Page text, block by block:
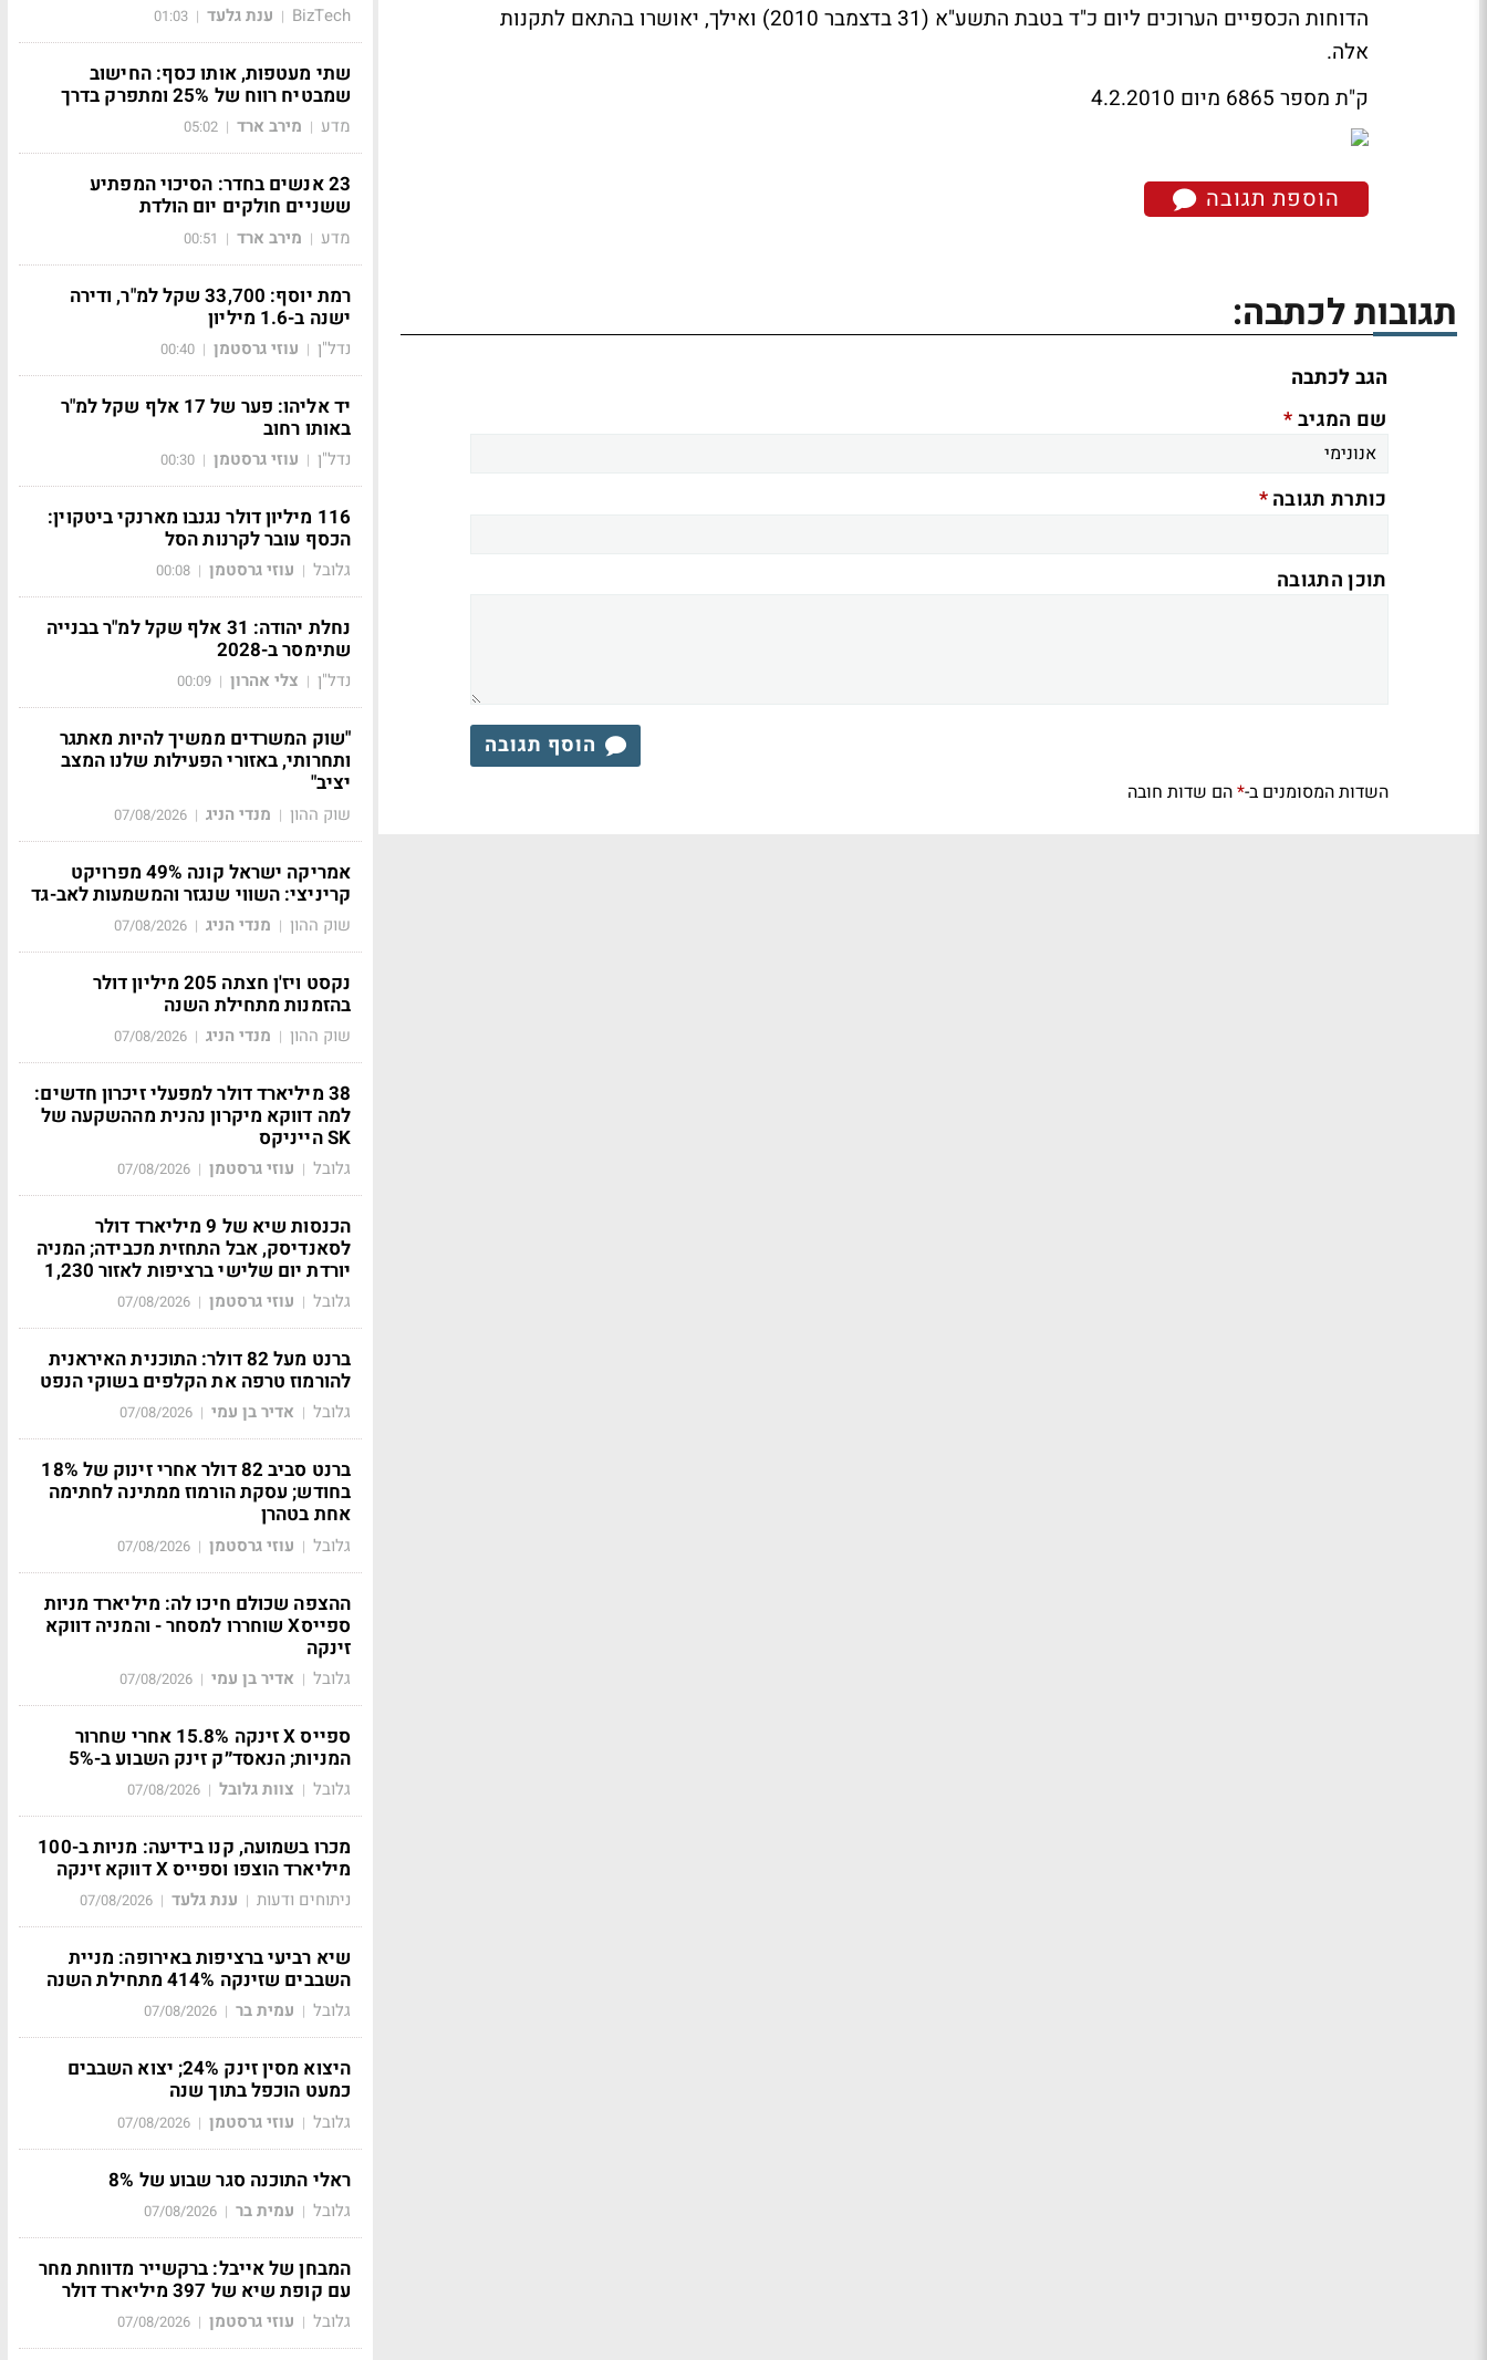
הדוחות הכספיים הערוכים ליום כ"ד בטבת התשע"א (31 בדצמבר 2010) ואילך, יאושרו בהתאם לתקנות
אלה.
ק"ת מספר 6865 מיום 4.2.2010
הוספת תגובה
תגובות לכתבה:
הגב לכתבה
שם המגיב*
כותרת תגובה*
תוכן התגובה
הוסף תגובה
השדות המסומנים ב-*הם שדות חובה
BizTech
| ענת גלעד |
01:03
שתי מעטפות, אותו כסף: החישוב
שמבטיח רווח של 25% ומתפרק בדרך
מדע | מירב ארד |
05:02
23 אנשים בחדר: הסיכוי המפתיע
ששניים חולקים יום הולדת
מדע | מירב ארד |
00:51
רמת יוסף: 33,700 שקל למ"ר, ודירה
ישנה ב-1.6 מיליון
נדל"ן | עוזי גרסטמן |
00:40
יד אליהו: פער של 17 אלף שקל למ"ר
באותו רחוב
נדל"ן | עוזי גרסטמן |
00:30
116 מיליון דולר נגנבו מארנקי ביטקוין:
הכסף עובר לקרנות הסל
גלובל | עוזי גרסטמן |
00:08
נחלת יהודה: 31 אלף שקל למ"ר בבנייה
שתימסר ב-2028
נדל"ן | צלי אהרון |
00:09
"שוק המשרדים ממשיך להיות מאתגר
ותחרותי, באזורי הפעילות שלנו המצב
יציב"
שוק ההון | מנדי הניג |
07/08/2026
אמריקה ישראל קונה 49% מפרויקט
קריניצי: השווי שנגזר והמשמעות לאב-גד
שוק ההון | מנדי הניג |
07/08/2026
נקסט ויז'ן חצתה 205 מיליון דולר
בהזמנות מתחילת השנה
שוק ההון | מנדי הניג |
07/08/2026
38 מיליארד דולר למפעלי זיכרון חדשים:
למה דווקא מיקרון נהנית מההשקעה של
SK הייניקס
גלובל | עוזי גרסטמן |
07/08/2026
הכנסות שיא של 9 מיליארד דולר
לסאנדיסק, אבל התחזית מכבידה; המניה
יורדת יום שלישי ברציפות לאזור 1,230
גלובל | עוזי גרסטמן |
07/08/2026
ברנט מעל 82 דולר: התוכנית האיראנית
להורמוז טרפה את הקלפים בשוקי הנפט
גלובל | אדיר בן עמי |
07/08/2026
ברנט סביב 82 דולר אחרי זינוק של 18%
בחודש; עסקת הורמוז ממתינה לחתימה
אחת בטהרן
גלובל | עוזי גרסטמן |
07/08/2026
ההצפה שכולם חיכו לה: מיליארד מניות
ספייסX שוחררו למסחר - והמניה דווקא
זינקה
גלובל | אדיר בן עמי |
07/08/2026
ספייס X זינקה 15.8% אחרי שחרור
המניות; הנאסד״ק זינק השבוע ב-5%
גלובל | צוות גלובל |
07/08/2026
מכרו בשמועה, קנו בידיעה: מניות ב-100
מיליארד הוצפו וספייס X דווקא זינקה
ניתוחים ודעות | ענת גלעד |
07/08/2026
שיא רביעי ברציפות באירופה: מניית
השבבים שזינקה 414% מתחילת השנה
גלובל | עמית בר |
07/08/2026
היצוא מסין זינק 24%; יצוא השבבים
כמעט הוכפל בתוך שנה
גלובל | עוזי גרסטמן |
07/08/2026
ראלי התוכנה סגר שבוע של 8%
גלובל | עמית בר |
07/08/2026
המבחן של אייבל: ברקשייר מדווחת מחר
עם קופת שיא של 397 מיליארד דולר
גלובל | עוזי גרסטמן |
07/08/2026